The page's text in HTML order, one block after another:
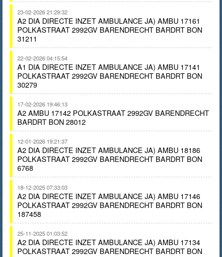
23-02-2026 21:29:32
A2 DIA DIRECTE INZET AMBULANCE JA) AMBU 17161
POLKASTRAAT 2992GV BARENDRECHT BARDRT BON
31211
22-02-2026 04:15:54
A1 DIA DIRECTE INZET AMBULANCE JA) AMBU 17141
POLKASTRAAT 2992GV BARENDRECHT BARDRT BON
30279
17-02-2026 19:46:13
A2 AMBU 17142 POLKASTRAAT 2992GV BARENDRECHT
BARDRT BON 28012
12-01-2026 19:21:37
A2 DIA DIRECTE INZET AMBULANCE JA) AMBU 18186
POLKASTRAAT 2992GV BARENDRECHT BARDRT BON
6768
18-12-2025 07:33:03
A2 DIA DIRECTE INZET AMBULANCE JA) AMBU 17146
POLKASTRAAT 2992GV BARENDRECHT BARDRT BON
187458
25-11-2025 01:03:52
A2 DIA DIRECTE INZET AMBULANCE JA) AMBU 17134
POLKASTRAAT 2992GV BARENDRECHT BARDRT BON